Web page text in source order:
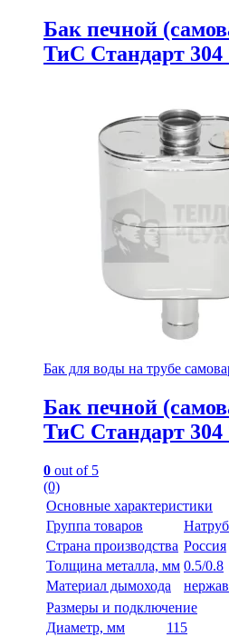
Бак печной
ТиС Стандарт 304
Бак для воды на трубе
Бак печной
ТиС Стандарт 304
0 out of 5
(0)
Основные характеристики
Группа товаров
Страна производства Россия
Толщина металла, мм 0.5/0.8
Материал дымохода
Размеры и подключение
Диаметр, мм
115